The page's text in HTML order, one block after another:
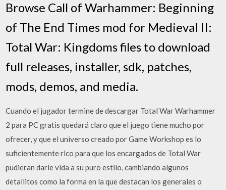
Browse Call of Warhammer: Beginning
of The End Times mod for Medieval II:
Total War: Kingdoms files to download
full releases, installer, sdk, patches,
mods, demos, and media.
Cuando el jugador termine de descargar Total War Warhammer
2 para PC gratis quedará claro que el juego tiene mucho por
ofrecer, y que el universo creado por Game Workshop es lo
suficientemente rico para que los encargados de Total War
pudieran darle vida a su puro estilo, cambiando algunos
detallitos como la forma en la que destacan los generales o